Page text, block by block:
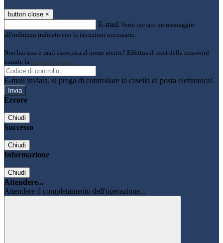
button close ×
E-mail Verrà inviato un messaggio
all'indirizzo indicato con le istruzioni necessarie.
Non hai una e-mail associata al nome utente? Effettua il reset della password
tramite la Login Spaggiari
E-mail inviata, si prega di controllare la casella di posta elettronica!
Errore
Chiudi
Successo
Chiudi
Informazione
Chiudi
Attendere...
Attendere il completamento dell'operazione...